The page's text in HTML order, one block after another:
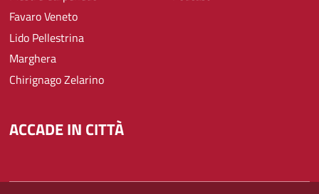
Favaro Veneto
Lido Pellestrina
Marghera
Chirignago Zelarino
ACCADE IN CITTÀ